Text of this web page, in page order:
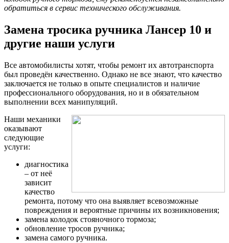
обратиться в сервис технического обслуживания.
Замена тросика ручника Лансер 10 и
другие наши услуги
Все автомобилисты хотят, чтобы ремонт их автотранспорта
был проведён качественно. Однако не все знают, что качество
заключается не только в опыте специалистов и наличие
профессионального оборудования, но и в обязательном
выполнении всех манипуляций.
Наши механики
оказывают
следующие
услуги:
диагностика
– от неё
зависит
качество
ремонта, потому что она выявляет всевозможные
повреждения и вероятные причины их возникновения;
замена колодок стояночного тормоза;
обновление тросов ручника;
замена самого ручника.